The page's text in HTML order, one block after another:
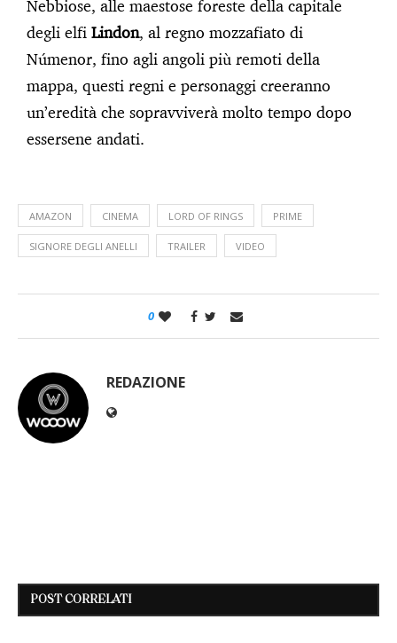
Nebbiose, alle maestose foreste della capitale
degli elfi Lindon, al regno mozzafiato di
Númenor, fino agli angoli più remoti della
mappa, questi regni e personaggi creeranno
un’eredità che sopravviverà molto tempo dopo
essersene andati.
AMAZON CINEMA LORD OF RINGS PRIME
SIGNORE DEGLI ANELLI TRAILER VIDEO
0
REDAZIONE
POST CORRELATI